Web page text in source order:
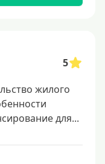
5
жилого
для...